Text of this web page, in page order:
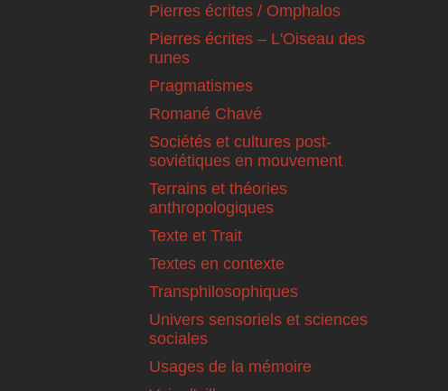
Pierres écrites / Omphalos
Pierres écrites – L'Oiseau des
runes
Pragmatismes
Romané Chavé
Sociétés et cultures post-
soviétiques en mouvement
Terrains et théories
anthropologiques
Texte et Trait
Textes en contexte
Transphilosophiques
Univers sensoriels et sciences
sociales
Usages de la mémoire